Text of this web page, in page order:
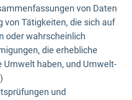
von Daten
von Tätigkeiten, die sich auf
oder wahrscheinlich
die erhebliche
Umwelt haben, und Umwelt-
und